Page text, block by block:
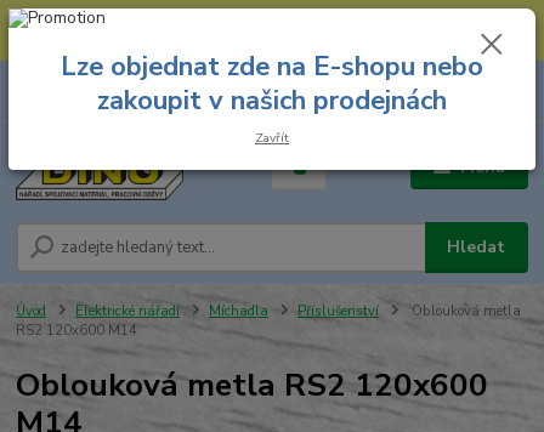
--- Spojovací materiál: 774 431 045 --- Prodejna nářadí: 731 449 423 --
Menu
Hledat
8.00 hod. - 16.00 hod.
za
Úvod Elektrické nářadí Míchadla Příslušenství
Oblouková metla
RS2 120x600 M14
Oblouková metla RS2 120x600
M14
Lze objednat zde na E-shopu nebo
zakoupit v našich prodejnách
Zavřít